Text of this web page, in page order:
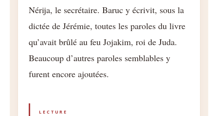
Nérija, le secrétaire. Baruc y écrivit, sous la
dictée de Jérémie, toutes les paroles du livre
qu’avait brûlé au feu Jojakim, roi de Juda.
Beaucoup d’autres paroles semblables y
furent encore ajoutées.